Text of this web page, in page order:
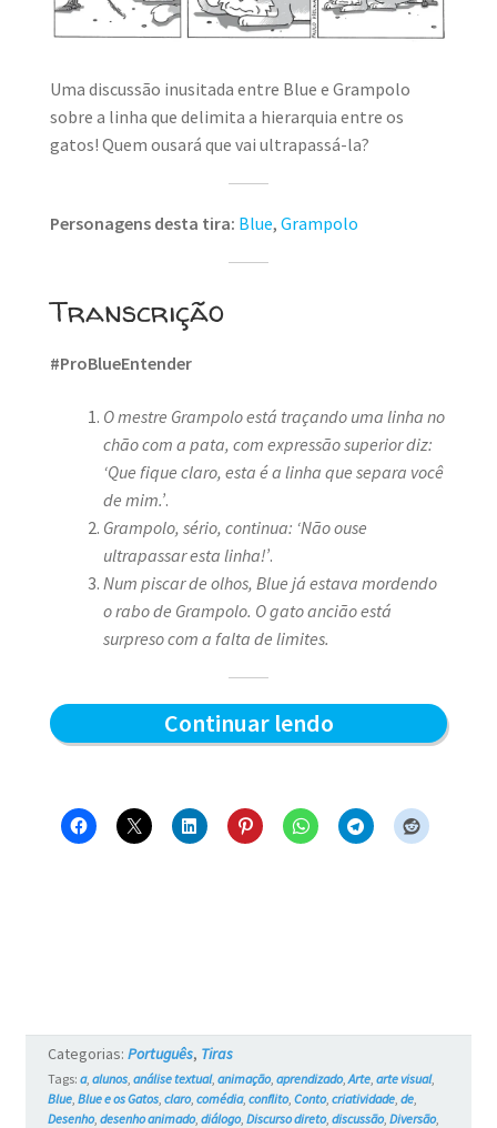
MINHA CONTA
CARRINHO
Search
for:
Uma discussão inusitada entre Blue e Grampolo
sobre a linha que delimita a hierarquia entre os
gatos! Quem ousará que vai ultrapassá-la?
Personagens desta tira: Blue, Grampolo
Transcrição
#ProBlueEntender
O mestre Grampolo está traçando uma linha no
chão com a pata, com expressão superior diz:
‘Que fique claro, esta é a linha que separa você
de mim.’.
Grampolo, sério, continua: ‘Não ouse
ultrapassar esta linha!’.
Num piscar de olhos, Blue já estava mordendo
o rabo de Grampolo. O gato ancião está
surpreso com a falta de limites.
Continuar lendoGrampolo
linha
Gatos
#5
Categorias: Português, Tiras
Tags: a, alunos, análise textual, animação, aprendizado, Arte, arte visual,
Blue, Blue e os Gatos, claro, comédia, conflito, Conto, criatividade, de,
Desenho, desenho animado, diálogo, Discurso direto, discussão, Diversão,